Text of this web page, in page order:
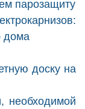
парозащиту
дома
доску на
необходимой